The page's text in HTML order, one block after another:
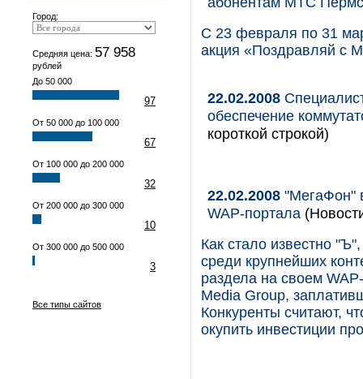
Город:
Средняя цена: 57 958
рублей
До 50 000
97
От 50 000 до 100 000
67
От 100 000 до 200 000
32
От 200 000 до 300 000
10
От 300 000 до 500 000
3
Все типы сайтов
С 23 февраля по 31
акция «Поздравляй с
22.02.2008
обеспечение
короткой строкой)
22.02.2008 "МегаФон"
WAP-портала
Как стало известно
среди крупнейших
раздела на своем
Media Group,
Конкуренты считают,
окупить инвестиции